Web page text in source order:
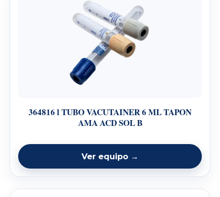
364816 l TUBO VACUTAINER 6 ML TAPON
AMA ACD SOL B
Ver equipo →